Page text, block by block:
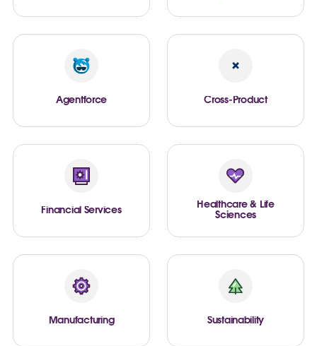
Agentforce Cross-Product
Financial Services
Healthcare & Life
Sciences
Manufacturing Sustainability